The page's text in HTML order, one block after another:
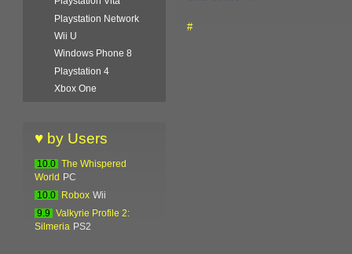
#
Playstation Network
Wii U
Windows Phone 8
Playstation 4
Xbox One
♥ by Users
10.0
The Whispered
World
PC
10.0
Robox Wii
9.9
Valkyrie Profile 2:
Silmeria PS2